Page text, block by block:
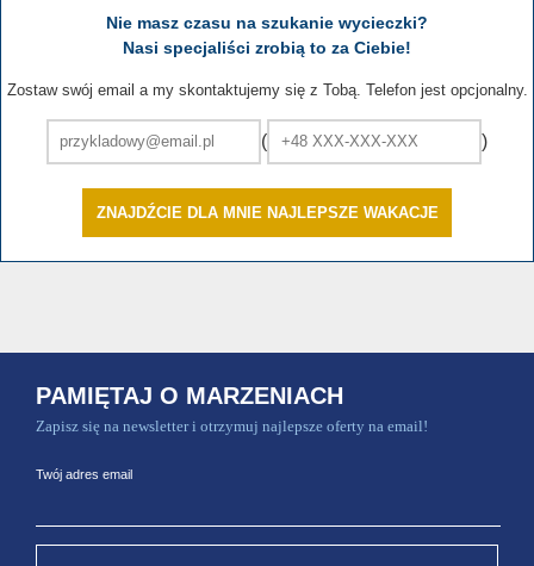
Nie masz czasu na szukanie wycieczki?
Nasi specjaliści zrobią to za Ciebie!
Zostaw swój email a my skontaktujemy się z Tobą. Telefon jest opcjonalny.
( )
ZNAJDŹCIE DLA MNIE NAJLEPSZE WAKACJE
PAMIĘTAJ O MARZENIACH
Zapisz się na newsletter i otrzymuj najlepsze oferty na email!
Twój adres email